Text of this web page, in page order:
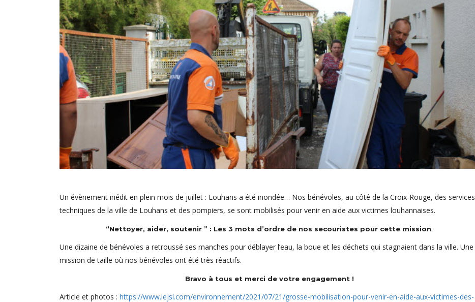
Un évènement inédit en plein mois de juillet : Louhans a été inondée… Nos bénévoles, au côté de la Croix-Rouge, des services
techniques de la ville de Louhans et des pompiers, se sont mobilisés pour venir en aide aux victimes louhannaises.
“Nettoyer, aider, soutenir ” : Les 3 mots d’ordre de nos secouristes pour cette mission.
Une dizaine de bénévoles a retroussé ses manches pour déblayer l’eau, la boue et les déchets qui stagnaient dans la ville. Une
mission de taille où nos bénévoles ont été très réactifs.
Bravo à tous et merci de votre engagement !
Article et photos : https://www.lejsl.com/environnement/2021/07/21/grosse-mobilisation-pour-venir-en-aide-aux-victimes-des-